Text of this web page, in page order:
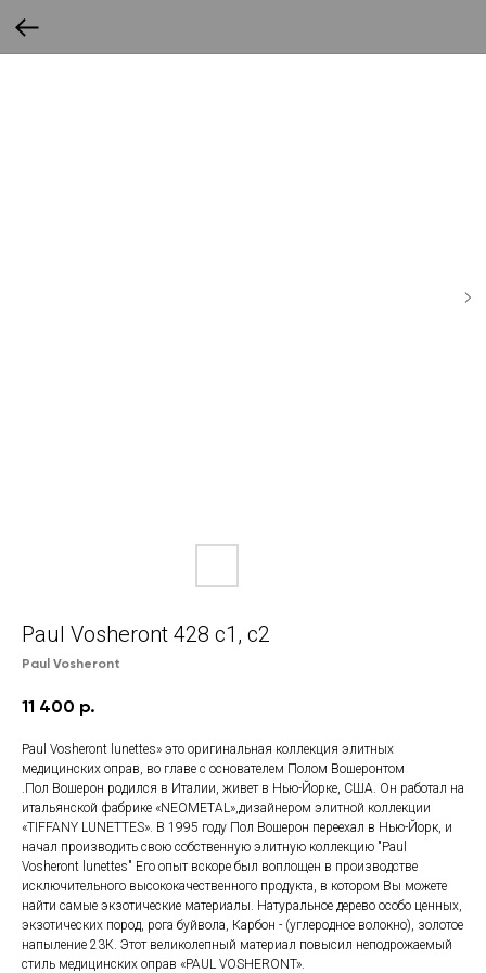
Paul Vosheront 428 с1, с2
Paul Vosheront
11 400 р.
Paul Vosheront lunettes» это оригинальная коллекция элитных
медицинских оправ, во главе с основателем Полом Вошеронтом
.Пол Вошерон родился в Италии, живет в Нью-Йорке, США. Он работал на
итальянской фабрике «NEOMETAL»,дизайнером элитной коллекции
«TIFFANY LUNETTES». В 1995 году Пол Вошерон переехал в Нью-Йорк, и
начал производить свою собственную элитную коллекцию "Paul
Vosheront lunettes" Его опыт вскоре был воплощен в производстве
исключительного высококачественного продукта, в котором Вы можете
найти самые экзотические материалы. Натуральное дерево особо ценных,
экзотических пород, рога буйвола, Карбон - (углеродное волокно), золотое
напыление 23К. Этот великолепный материал повысил неподрожаемый
стиль медицинских оправ «PAUL VOSHERONT».